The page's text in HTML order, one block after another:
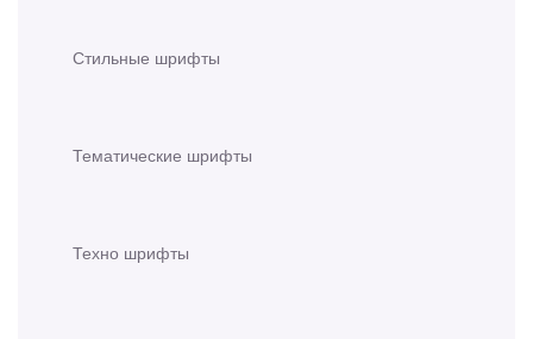
Стильные шрифты
Тематические шрифты
Техно шрифты